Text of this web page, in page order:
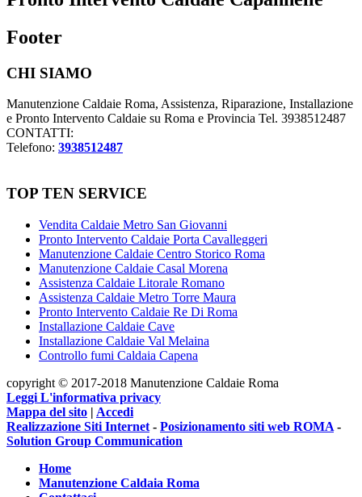
Footer
CHI SIAMO
Manutenzione Caldaie Roma, Assistenza, Riparazione, Installazione
e Pronto Intervento Caldaie su Roma e Provincia Tel. 3938512487
CONTATTI:
Telefono: 3938512487
TOP TEN SERVICE
Vendita Caldaie Metro San Giovanni
Pronto Intervento Caldaie Porta Cavalleggeri
Manutenzione Caldaie Centro Storico Roma
Manutenzione Caldaie Casal Morena
Assistenza Caldaie Litorale Romano
Assistenza Caldaie Metro Torre Maura
Pronto Intervento Caldaie Re Di Roma
Installazione Caldaie Cave
Installazione Caldaie Val Melaina
Controllo fumi Caldaia Capena
copyright © 2017-2018 Manutenzione Caldaie Roma
Leggi L'informativa privacy
Mappa del sito | Accedi
Realizzazione Siti Internet - Posizionamento siti web ROMA -
Solution Group Communication
Home
Manutenzione Caldaia Roma